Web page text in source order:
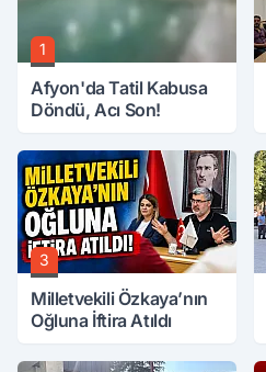
1
Afyon'da Tatil Kabusa
Döndü, Acı Son!
3
Milletvekili Özkaya’nın
Oğluna İftira Atıldı